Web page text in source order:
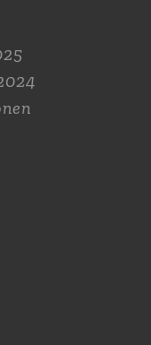
»Wiesbaden